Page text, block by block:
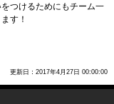
つけるためにもチーム一
す！
更新日：2017年4月27日 00:00:00